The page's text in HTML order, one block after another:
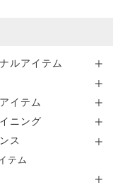
ルアイテム
イテム
ニング
ス
テム